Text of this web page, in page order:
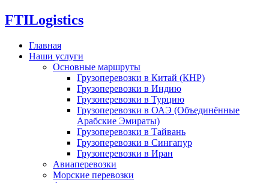
FTILogistics
Главная
Наши услуги
Основные маршруты
Грузоперевозки в Китай (КНР)
Грузоперевозки в Индию
Грузоперевозки в Турцию
Грузоперевозки в ОАЭ (Объединённые
Арабские Эмираты)
Грузоперевозки в Тайвань
Грузоперевозки в Сингапур
Грузоперевозки в Иран
Авиаперевозки
Морские перевозки